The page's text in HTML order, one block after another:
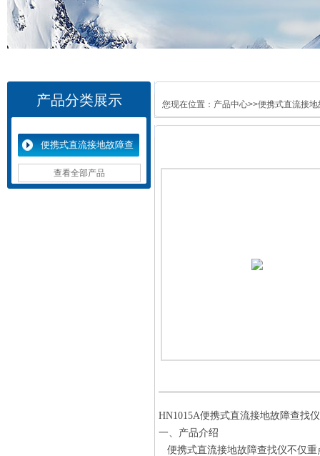
产品分类展示
便携式直流接地故障查
找仪查看全部产品
您现在位置： 产品中心>>便携式直流接
HN1015A便携式直流接地故障查找仪
一、产品介绍
便携式直流接地故障查找仪不仅